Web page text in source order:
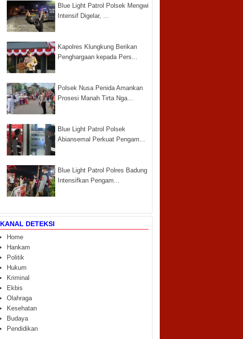
Blue Light Patrol Polsek Mengwi
Intensif Digelar, ...
Kapolres Klungkung Berikan
Penghargaan kepada Pers...
Polsek Nusa Penida Amankan
Prosesi Manah Tirta Nga...
Blue Light Patrol Polsek
Abiansemal Perkuat Pengam...
Blue Light Patrol Polres Badung
Intensifkan Pengam...
KANAL DETEKSI
Home
Hankam
Politik
Hukum
Kriminal
Ekbis
Olahraga
Kesehatan
Budaya
Pendidikan